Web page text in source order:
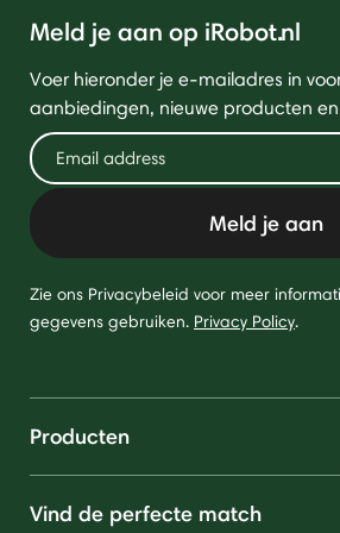
Meld je aan op iRobot.nl
Voer hieronder je e-mailadres in
aanbiedingen, nieuwe producten
Meld je aan
Zie ons Privacybeleid voor meer
gegevens gebruiken. Privacy Policy.
Producten
Vind de perfecte match